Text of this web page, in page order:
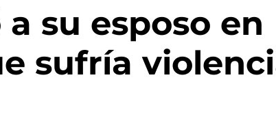
su esposo en
sufría